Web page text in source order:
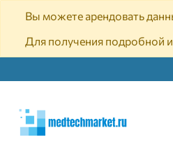
Вы можете арендовать
Для получения подробной